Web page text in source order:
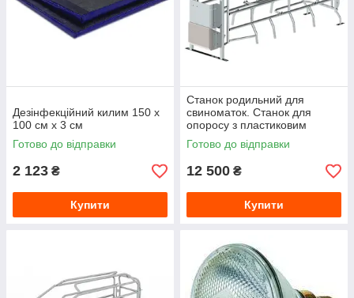
Дезінфекційний килим 150 х
100 см х 3 см
Готово до відправки
2 123 ₴
Купити
Станок родильний для
свиноматок. Станок для
опоросу з пластиковим
коритом
Готово до відправки
12 500 ₴
Купити